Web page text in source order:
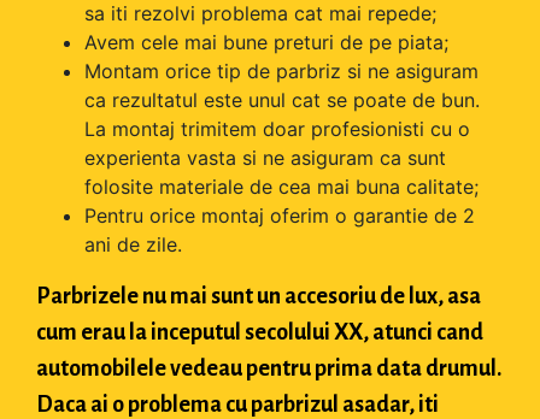
sa iti rezolvi problema cat mai repede;
Avem cele mai bune preturi de pe piata;
Montam orice tip de parbriz si ne asiguram
ca rezultatul este unul cat se poate de bun.
La montaj trimitem doar profesionisti cu o
experienta vasta si ne asiguram ca sunt
folosite materiale de cea mai buna calitate;
Pentru orice montaj oferim o garantie de 2
ani de zile.
Parbrizele nu mai sunt un accesoriu de lux, asa
cum erau la inceputul secolului XX, atunci cand
automobilele vedeau pentru prima data drumul.
Daca ai o problema cu parbrizul asadar, iti